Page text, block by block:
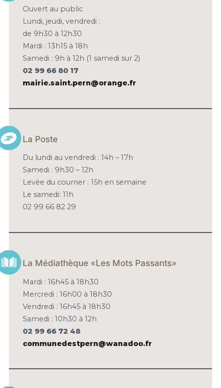
Ouvert au public
Lundi, jeudi, vendredi :
de 9h30 à 12h30
Mardi : 13h15 à 18h
Samedi : 9h à 12h (1 samedi sur 2)
02 99 66 80 17
mairie.saint.pern@orange.fr
La Poste
Du lundi au vendredi : 14h – 17h
Samedi : 9h30 – 12h
Levée du courrier : 15h en semaine
Le samedi: 11h
02 99 66 82 29
La Médiathèque «Les Mots Passants»
Mardi : 16h45 à 18h30
Mercredi : 16h00 à 18h30
Vendredi : 16h45 à 18h30
Samedi : 10h30 à 12h
02 99 66 72 48
communedestpern@wanadoo.fr